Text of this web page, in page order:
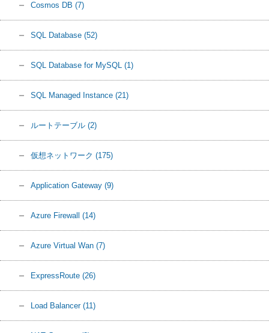
Cosmos DB (7)
SQL Database (52)
SQL Database for MySQL (1)
SQL Managed Instance (21)
ルートテーブル (2)
仮想ネットワーク (175)
Application Gateway (9)
Azure Firewall (14)
Azure Virtual Wan (7)
ExpressRoute (26)
Load Balancer (11)